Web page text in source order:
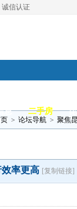
诚信认证
息 二手房
> 论坛导航 > 聚焦
率更高 [复制链接]